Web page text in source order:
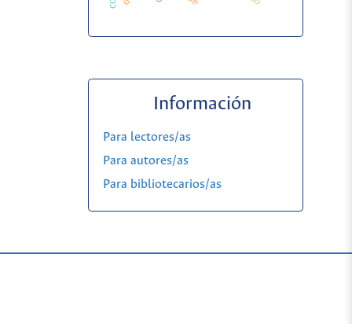
Información
Para lectores/as
Para autores/as
Para bibliotecarios/as